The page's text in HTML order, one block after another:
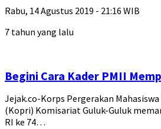
Rabu, 14 Agustus 2019 - 21:16 WIB
7 tahun yang lalu
Begini Cara Kader PMII
Jejak.co-Korps Pergerakan
(Kopri) Komisariat Guluk-Guluk
RI ke 74…